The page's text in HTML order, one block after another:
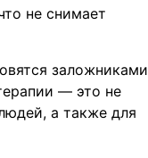
не снимает
заложниками
— это не
а также для